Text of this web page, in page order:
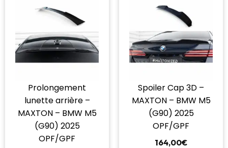
Prolongement
lunette arrière –
MAXTON – BMW M5
(G90) 2025
OPF/GPF
Spoiler Cap 3D –
MAXTON – BMW M5
(G90) 2025
OPF/GPF
164,00€